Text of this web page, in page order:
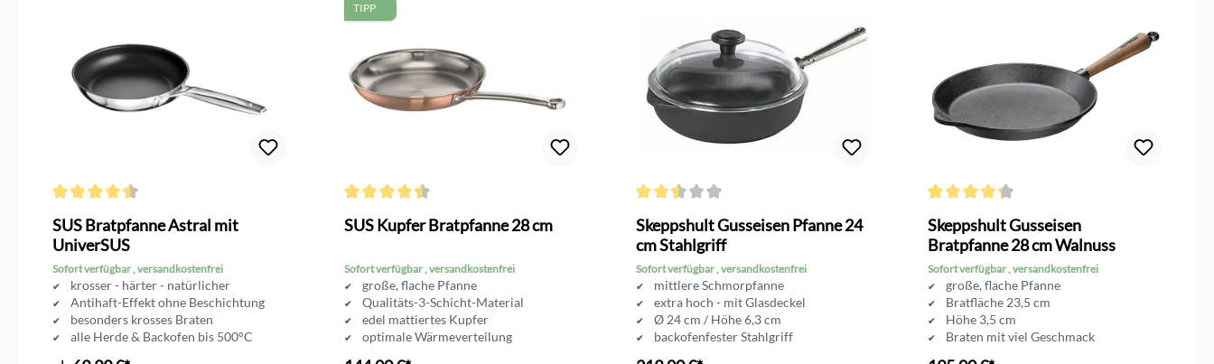
SUS Bratpfanne Astral mit
UniverSUS
Sofort verfügbar , versandkostenfrei
krosser - härter - natürlicher
Antihaft-Effekt ohne Beschichtung
besonders krosses Braten
alle Herde & Backofen bis 500°C
TIPP
SUS Kupfer Bratpfanne 28 cm
Sofort verfügbar , versandkostenfrei
große, flache Pfanne
Qualitäts-3-Schicht-Material
edel mattiertes Kupfer
optimale Wärmeverteilung
Skeppshult Gusseisen Pfanne 24
cm Stahlgriff
Sofort verfügbar , versandkostenfrei
mittlere Schmorpfanne
extra hoch - mit Glasdeckel
Ø 24 cm / Höhe 6,3 cm
backofenfester Stahlgriff
Skeppshult Gusseisen
Bratpfanne 28 cm Walnuss
Sofort verfügbar , versandkostenfrei
große, flache Pfanne
Bratfläche 23,5 cm
Höhe 3,5 cm
Braten mit viel Geschmack